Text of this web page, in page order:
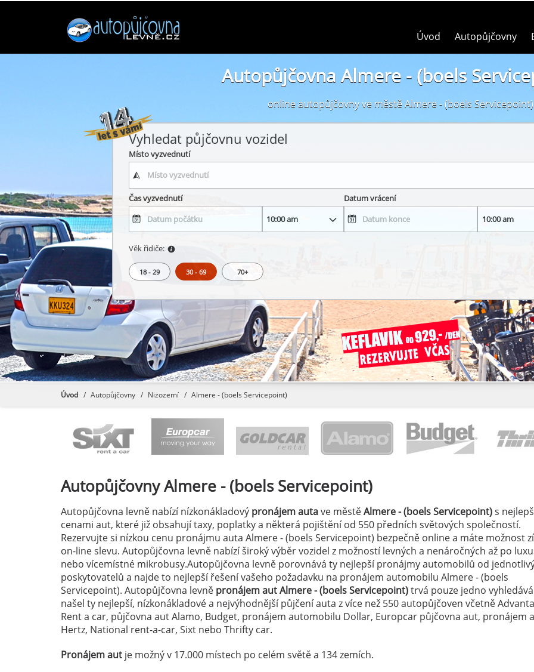
Úvod Autopůjčovny
Autopůjčovna Almere - (boels
online autopůjčovny ve městě Almere - (boels Servicepoint)
Vyhledat půjčovnu vozidel
Místo vyzvednutí
Čas vyzvednutí Datum vrácení
Věk řidiče:
18 - 29 30 - 69 70+
Úvod Autopůjčovny Nizozemí Almere - (boels Servicepoint)
AutopůjčovnyAlmere - (boels Servicepoint)
Autopůjčovna levně nabízí nízkonákladový pronájem autave městěAlmere - (boels Servicepoint)s
cenami aut, které již obsahují taxy, poplatky a některá pojištění od 550 předních světových společností.
Rezervujte si nízkou cenu pronájmu auta Almere - (boels Servicepoint) bezpečně online a máte možnost
on-line slevu. Autopůjčovna levně nabízí široký výběr vozidel z možností levných a nenáročných až po
nebo vícemístné mikrobusy.Autopůjčovna levně porovnává ty nejlepší pronájmy automobilů od
poskytovatelů a najde to nejlepší řešení vašeho požadavku na pronájem automobilu Almere - (boels
Servicepoint). Autopůjčovna levně pronájem aut Almere - (boels Servicepoint)trvá pouze jedno
našel ty nejlepší, nízkonákladové a nejvýhodnější půjčení auta z více než 550 autopůjčoven včetně
Rent a car, půjčovna aut Alamo, Budget, pronájem automobilu Dollar, Europcar půjčovna aut, pronájem
Hertz, National rent-a-car, Sixt nebo Thrifty car.
Pronájem aut je možný v 17.000 místech po celém světě a 134 zemích.